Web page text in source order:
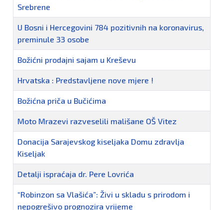
Srebrene
U Bosni i Hercegovini 784 pozitivnih na koronavirus,
preminule 33 osobe
Božićni prodajni sajam u Kreševu
Hrvatska : Predstavljene nove mjere !
Božićna priča u Bučićima
Moto Mrazevi razveselili mališane OŠ Vitez
Donacija Sarajevskog kiseljaka Domu zdravlja
Kiseljak
Detalji ispraćaja dr. Pere Lovrića
“Robinzon sa Vlašića”: Živi u skladu s prirodom i
nepogrešivo prognozira vrijeme